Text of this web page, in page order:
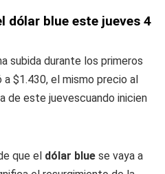
dólar blue este jueves 4
subida durante los primeros
$1.430, el mismo precio al
de este juevescuando inicien
que el dólar blue se vaya a